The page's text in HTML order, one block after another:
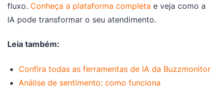
fluxo. Conheça a plataforma completa e veja como a
IA pode transformar o seu atendimento.
Leia também:
Confira todas as ferramentas de IA da Buzzmonitor
Análise de sentimento: como funciona